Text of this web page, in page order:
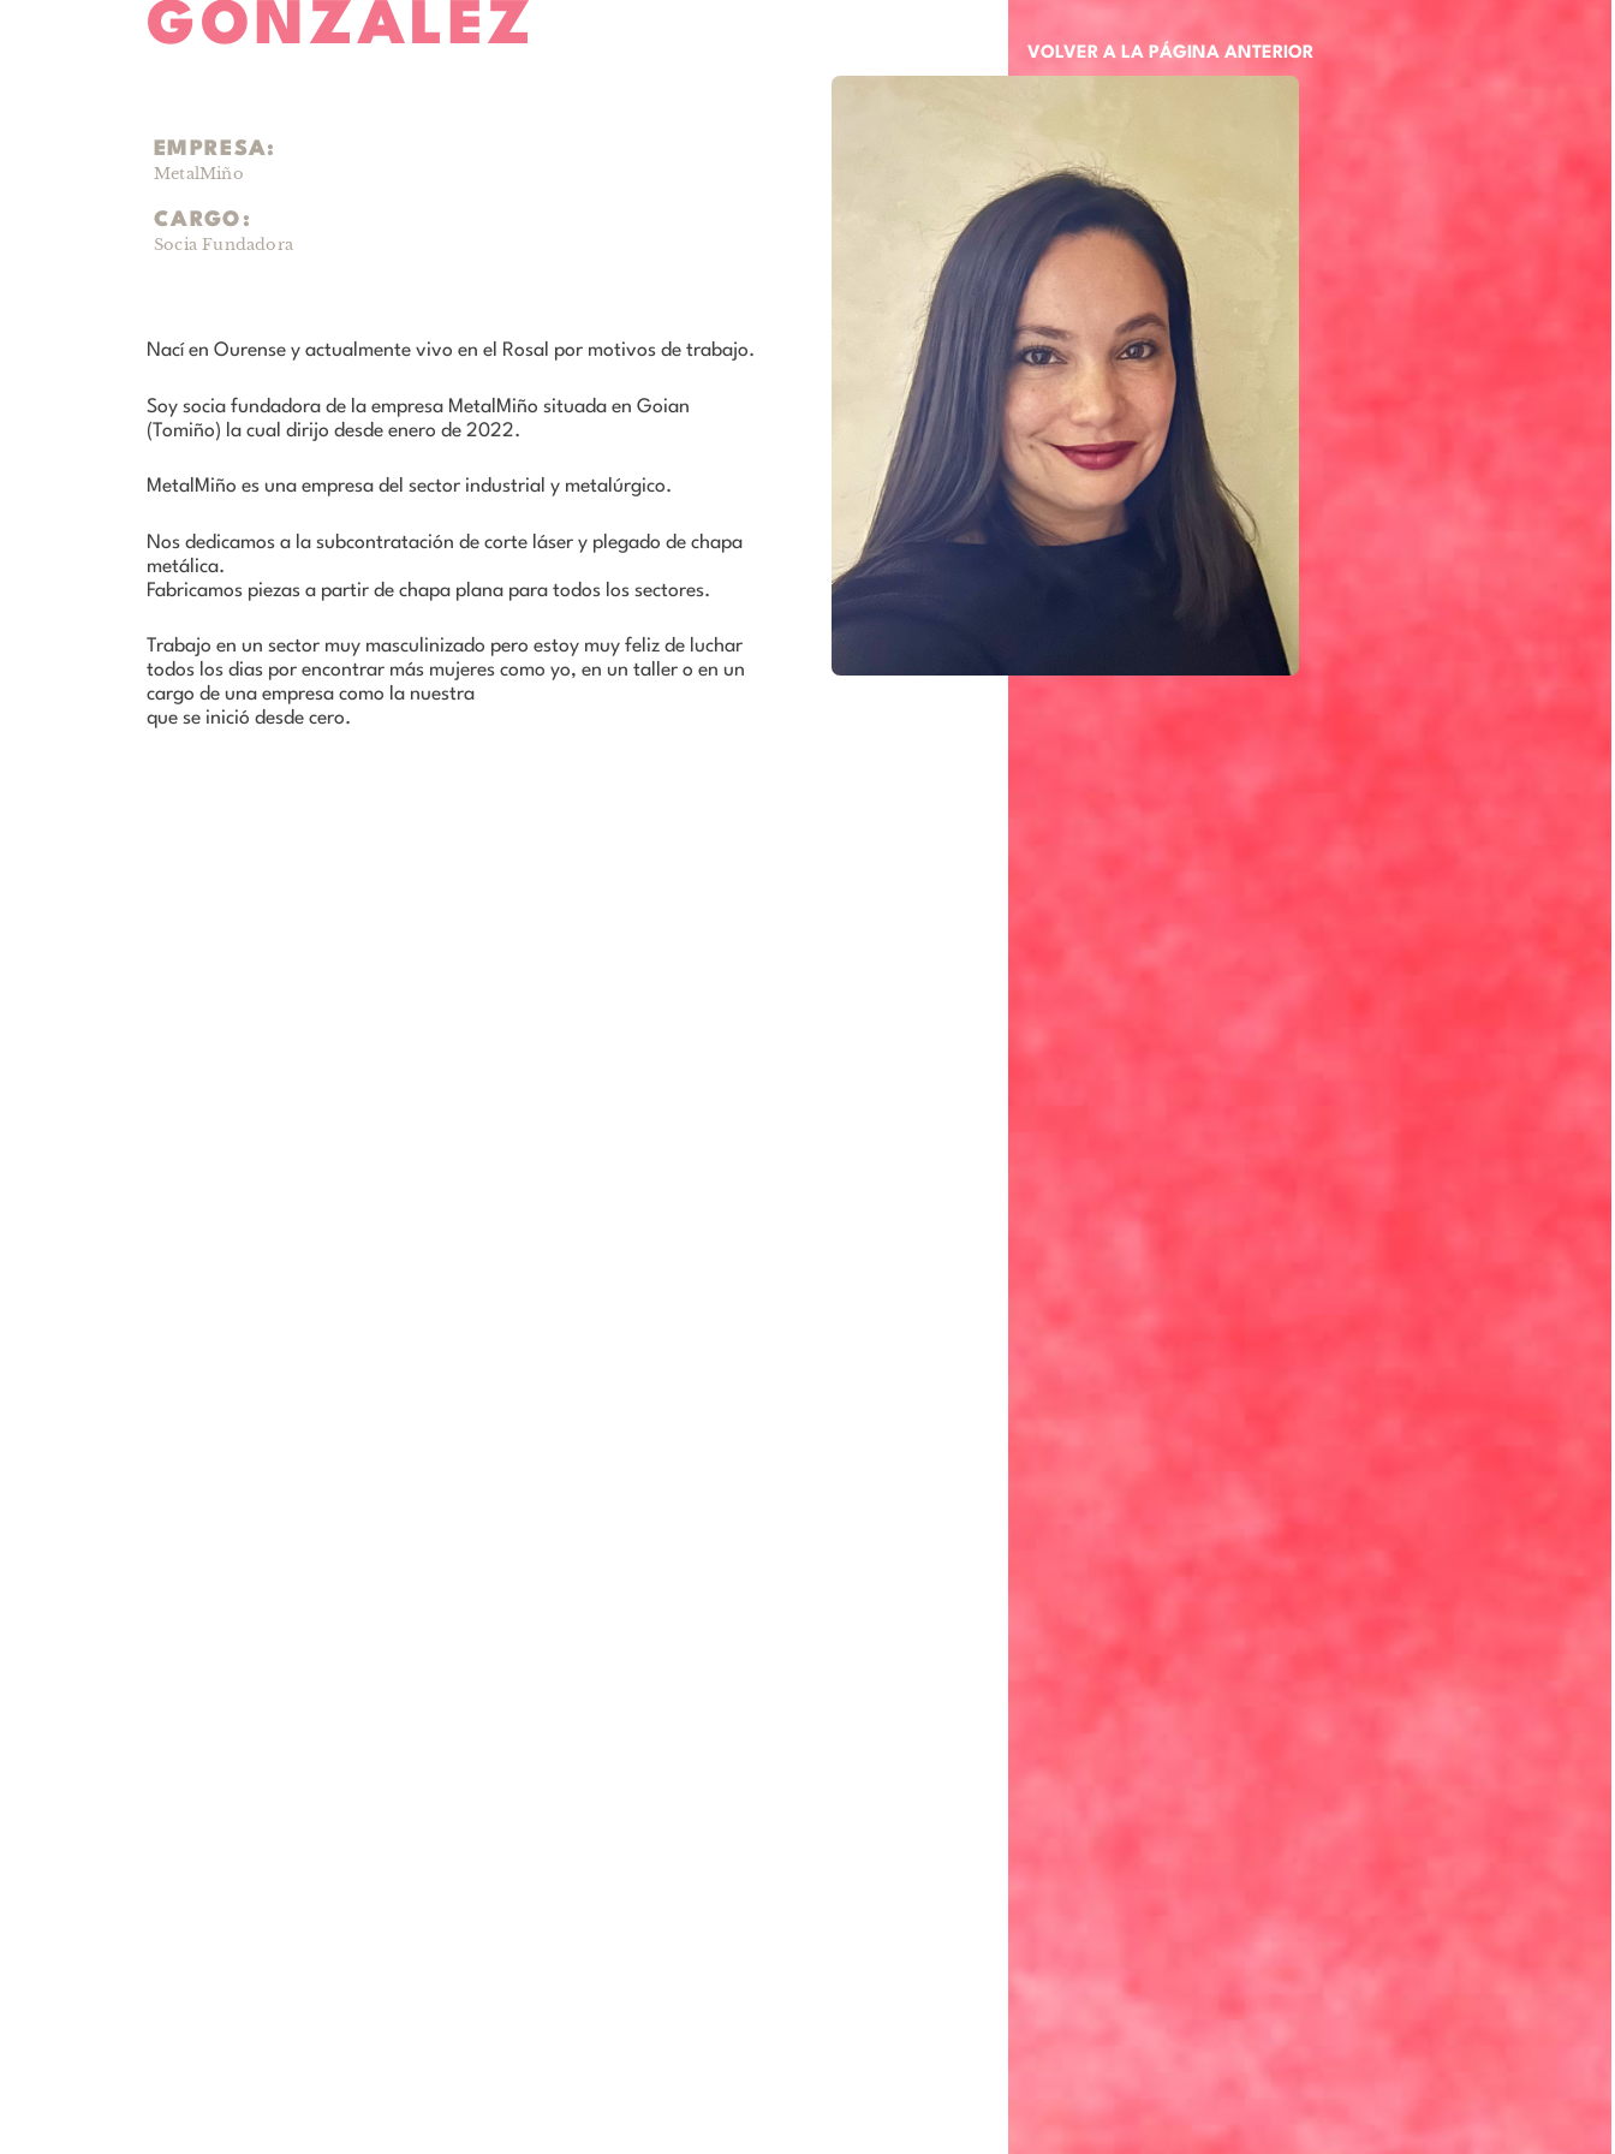
GONZÁLEZ
EMPRESA:
MetalMiño
CARGO:
Socia Fundadora
Nací en Ourense y actualmente vivo en el Rosal por motivos de trabajo.
Soy socia fundadora de la empresa MetalMiño situada en Goian
(Tomiño) la cual dirijo desde enero de 2022.
MetalMiño es una empresa del sector industrial y metalúrgico.
Nos dedicamos a la subcontratación de corte láser y plegado de chapa
metálica.
Fabricamos piezas a partir de chapa plana para todos los sectores.
Trabajo en un sector muy masculinizado pero estoy muy feliz de luchar
todos los dias por encontrar más mujeres como yo, en un taller o en un
cargo de una empresa como la nuestra
que se inició desde cero.
VOLVER A LA PÁGINA ANTERIOR